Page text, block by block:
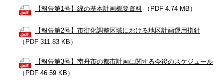
【報告第1号】緑の基本計画概要資料 （PDF 4.74 MB）
【報告第2号】市街化調整区域における地区計画運用指針
（PDF 311.83 KB）
【報告第3号】南丹市の都市計画に関する今後のスケジュール
（PDF 46.59 KB）